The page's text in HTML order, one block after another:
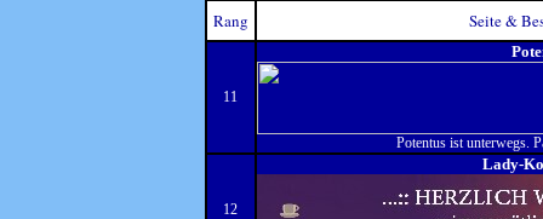
Rang Seite &
11
Potentus ist unterwegs.
12
Lady-